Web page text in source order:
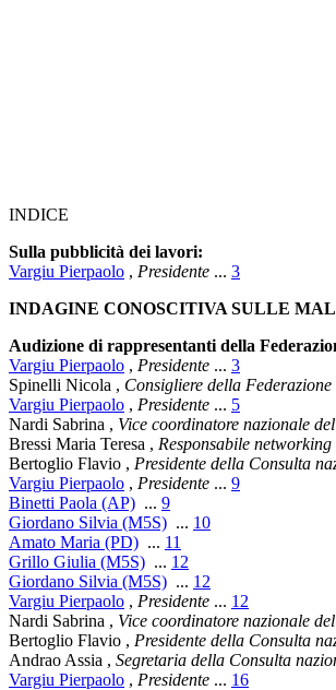
INDICE
Sulla pubblicità dei lavori:
Vargiu Pierpaolo , Presidente ... 3
INDAGINE CONOSCITIVA SULLE
Audizione di rappresentanti della
Vargiu Pierpaolo , Presidente ... 3
Spinelli Nicola , Consigliere della
Vargiu Pierpaolo , Presidente ... 5
Nardi Sabrina , Vice coordinatore nazionale
Bressi Maria Teresa , Responsabile
Bertoglio Flavio , Presidente della Consulta
Vargiu Pierpaolo , Presidente ... 9
Binetti Paola (AP) ... 9
Giordano Silvia (M5S) ... 10
Amato Maria (PD) ... 11
Grillo Giulia (M5S) ... 12
Giordano Silvia (M5S) ... 12
Vargiu Pierpaolo , Presidente ... 12
Nardi Sabrina , Vice coordinatore nazionale
Bertoglio Flavio , Presidente della Consulta
Andrao Assia , Segretaria della Consulta
Vargiu Pierpaolo , Presidente ... 16